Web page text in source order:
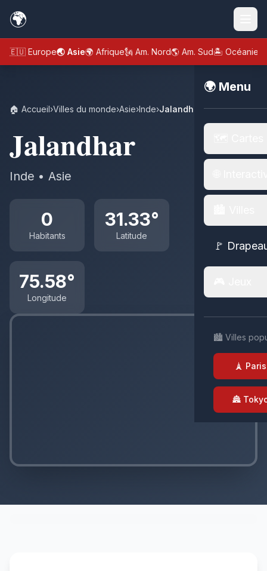
🌍
🇪🇺 Europe🌏 Asie🌍 Afrique🗽 Am. Nord🌎 Am. Sud🏝️ Océanie
🌍 Menu
🚩
🏙️ Villes
🗼 Paris
🏯
🏠 Accueil›Villes du monde›Asie›Inde›Jalandhar
Jalandhar
Inde • Asie
0
Habitants
31.33°
Latitude
75.58°
Longitude